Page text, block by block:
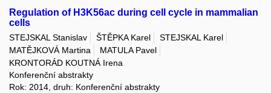
Regulation of H3K56ac during cell cycle in mammalian
cells
STEJSKAL Stanislav ŠTĚPKA Karel
STEJSKAL Karel
MATĚJKOVÁ Martina
MATULA Pavel
KRONTORÁD KOUTNÁ Irena
Konferenční abstrakty
Rok: 2014, druh: Konferenční abstrakty